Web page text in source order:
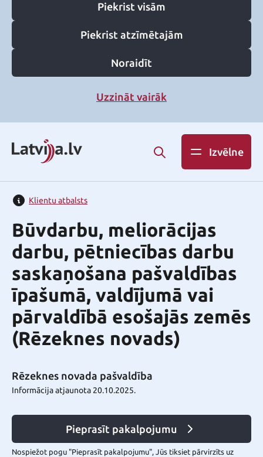
Piekrist visām
Piekrist atzīmētajām
Noraidīt
Uzzināt vairāk
Izvēlne
Klientu atbalsts
Būvdarbu, meliorācijas
darbu, pētniecības darbu
saskaņošana pašvaldības
īpašumā, valdījumā vai
pārvaldībā esošajās zemēs
(Rēzeknes novads)
Rēzeknes novada pašvaldība
Informācija atjaunota 20.10.2025.
Pieprasīt pakalpojumu
Nospiežot pogu "Pieprasīt pakalpojumu", Jūs tiksiet pārvirzīts uz